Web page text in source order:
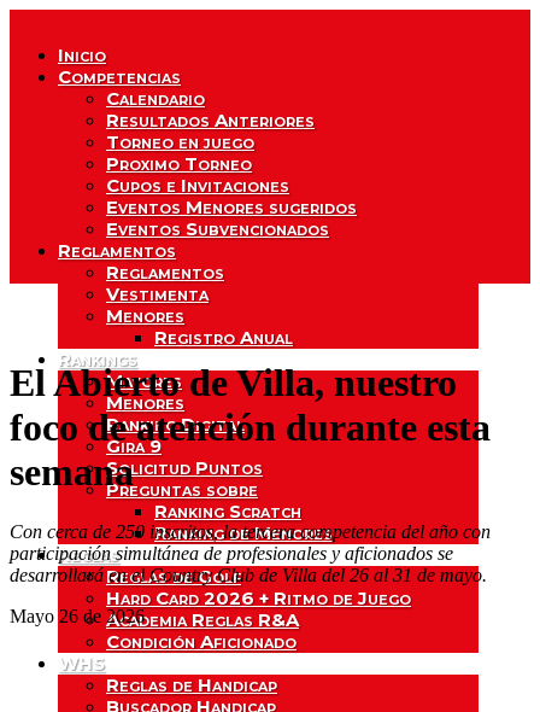
Inicio
Competencias
Calendario
Resultados Anteriores
Torneo en juego
Proximo Torneo
Cupos e Invitaciones
Eventos Menores sugeridos
Eventos Subvencionados
Reglamentos
Reglamentos
Vestimenta
Menores
Registro Anual
Rankings
Mayores
Menores
Ranking Digital
Gira 9
Solicitud Puntos
Preguntas sobre
Ranking Scratch
Ranking de Menores
Reglas
Reglas de Golf
Hard Card 2026 + Ritmo de Juego
Academia Reglas R&A
Condición Aficionado
WHS
Reglas de Handicap
Buscador Handicap
El Abierto de Villa, nuestro
foco de atención durante esta
semana
Con cerca de 250 inscritos, la tercera competencia del año con
participación simultánea de profesionales y aficionados se
desarrollará en el Country Club de Villa del 26 al 31 de mayo.
Mayo 26 de 2026